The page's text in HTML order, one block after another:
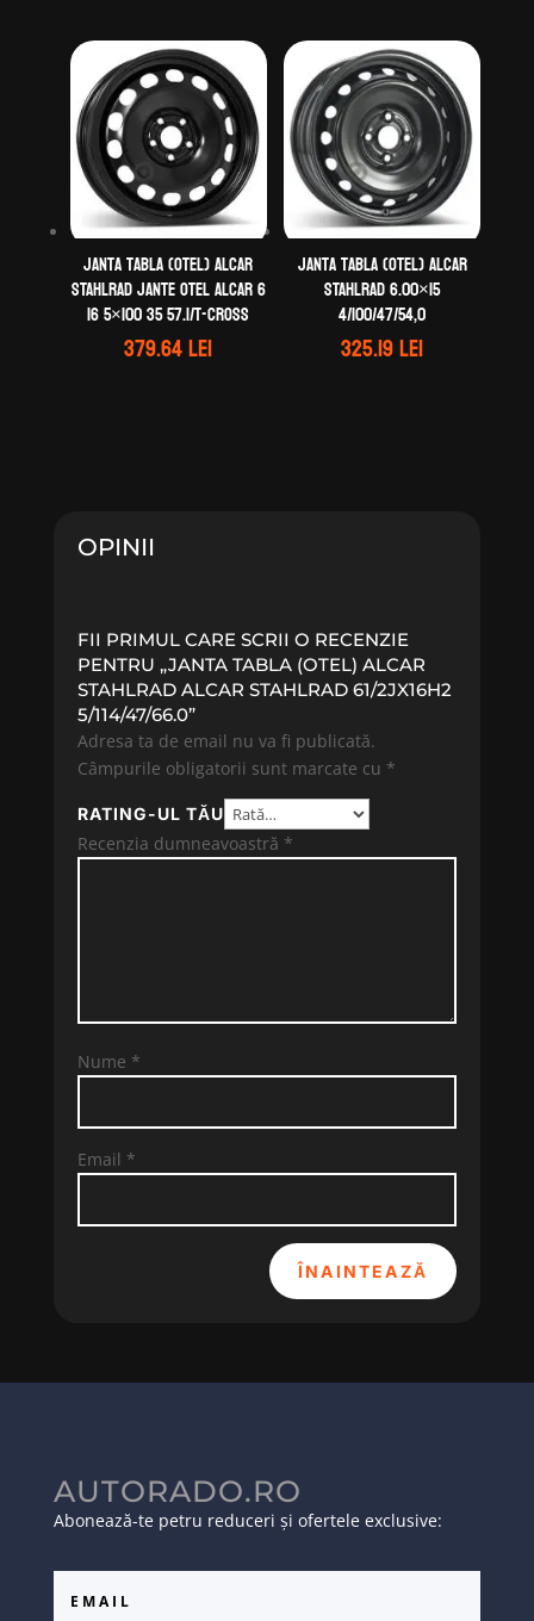
Janta tabla (otel) ALCAR
STAHLRAD Jante otel ALCAR 6
16 5×100 35 57.1/T-Cross
379.64lei
Janta tabla (otel) ALCAR
STAHLRAD 6.00×15
4/100/47/54,0
325.19lei
OPINII
FII PRIMUL CARE SCRII O RECENZIE
PENTRU „JANTA TABLA (OTEL) ALCAR
STAHLRAD ALCAR STAHLRAD 61/2JX16H2
5/114/47/66.0”
Adresa ta de email nu va fi publicată.
Câmpurile obligatorii sunt marcate cu *
RATING-UL TĂU
Recenzia dumneavoastră *
Nume *
Email *
ÎNAINTEAZĂ
AUTORADO.RO
Abonează-te petru reduceri și ofertele exclusive: